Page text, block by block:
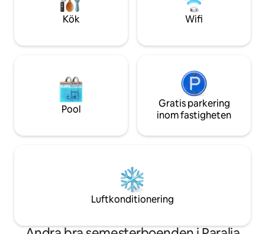
uppleva
Kök Wifi
Pool
Gratis parkering
inom fastigheten
Luftkonditionering